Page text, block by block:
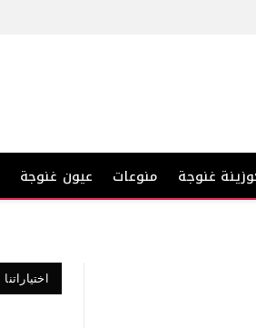
غنوجة منوعات عيون غنوجة
اختياراتنا